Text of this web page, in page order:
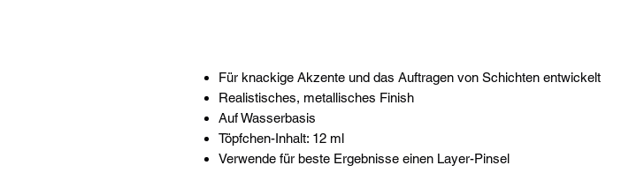
Für knackige Akzente und das Auftragen von Schichten entwickelt
Realistisches, metallisches Finish
Auf Wasserbasis
Töpfchen-Inhalt: 12 ml
Verwende für beste Ergebnisse einen Layer-Pinsel